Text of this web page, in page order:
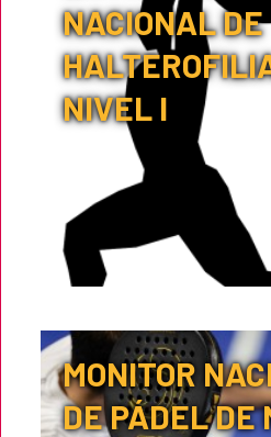
NACIONAL DE
NIVEL I
MONITOR
DE PÁDEL DE